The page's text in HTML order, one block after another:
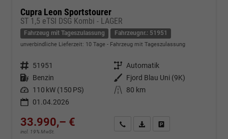
Cupra Leon Sportstourer
ST 1,5 eTSI DSG Kombi - LAGER
Fahrzeug mit Tageszulassung Fahrzeugnr.: 51951
unverbindliche Lieferzeit: 10 Tage Fahrzeug mit Tageszulassung
Fahrzeugnr. 51951 Getriebe Automatik
Kraftstoff Benzin Außenfarbe
Fjord Blau Uni (9K)
Leistung 110 kW (150 PS) Kilometerstand
80 km
01.04.2026
33.990,– €
incl. 19% MwSt.
Kontakt & Angebot anfordern
PDF-Datei, Fahrzeugexposé